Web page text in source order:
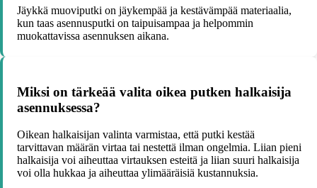
Jäykkä muoviputki on jäykempää ja kestävämpää materiaalia,
kun taas asennusputki on taipuisampaa ja helpommin
muokattavissa asennuksen aikana.
Miksi on tärkeää valita oikea putken halkaisija
asennuksessa?
Oikean halkaisijan valinta varmistaa, että putki kestää
tarvittavan määrän virtaa tai nestettä ilman ongelmia. Liian pieni
halkaisija voi aiheuttaa virtauksen esteitä ja liian suuri halkaisija
voi olla hukkaa ja aiheuttaa ylimääräisiä kustannuksia.